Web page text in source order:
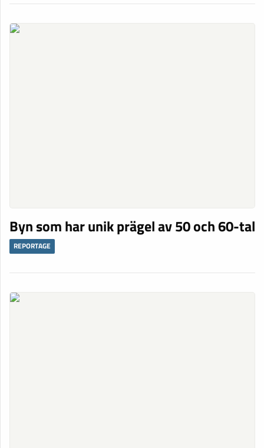
Byn som har unik prägel av 50 och 60-tal
REPORTAGE